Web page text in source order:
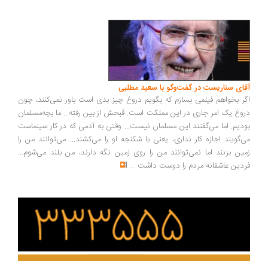
سناریست در گفت‌وگو با سعید مطلبی
بخواهم فیلمی بسازم که بگویم دروغ چیز بدی است باور نمی‌کنند، چون
یک امر جاری در این مملکت است. قبحش از بین رفته... ما بچه‌مسلمان
اما می‌گفتند این مسلمان نیست... وقتی به آدمی که در کار سینماست
اجازه کار نداری، یعنی با شکنجه او را می‌کشند... می‌توانند من را
بزنند اما نمی‌توانند من را روی زمین نگه دارند، من بلند می‌شوم...
عاشقانه مردم را دوست داشت ...